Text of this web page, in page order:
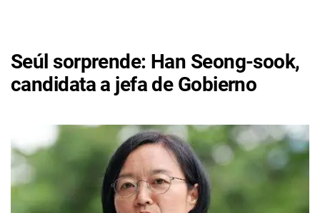
Seúl sorprende: Han Seong-sook,
candidata a jefa de Gobierno